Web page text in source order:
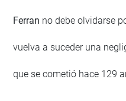
Ferran no debe olvidarse
vuelva a suceder una
que se cometió hace 129